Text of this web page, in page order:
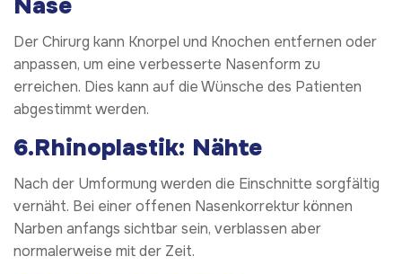
Der Chirurg kann Knorpel und Knochen entfernen oder
anpassen, um eine verbesserte Nasenform zu
erreichen. Dies kann auf die Wünsche des Patienten
abgestimmt werden.
6.Rhinoplastik: Nähte
Nach der Umformung werden die Einschnitte sorgfältig
vernäht. Bei einer offenen Nasenkorrektur können
Narben anfangs sichtbar sein, verblassen aber
normalerweise mit der Zeit.